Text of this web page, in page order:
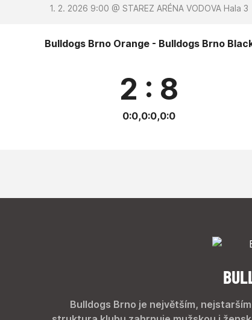
1. 2. 2026 9:00 @ STAREZ ARÉNA VODOVA Hala 3
Bulldogs Brno Orange - Bulldogs Brno
2 : 8
0:0,0:0,0:0
Bulldogs Brno je největším,